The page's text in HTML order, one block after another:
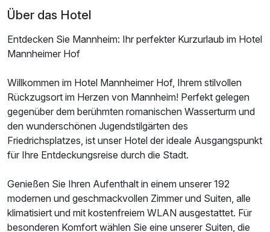
Über das Hotel
Entdecken Sie Mannheim: Ihr perfekter Kurzurlaub im Hotel
Mannheimer Hof
Willkommen im Hotel Mannheimer Hof, Ihrem stilvollen
Rückzugsort im Herzen von Mannheim! Perfekt gelegen
gegenüber dem berühmten romanischen Wasserturm und
den wunderschönen Jugendstilgärten des
Friedrichsplatzes, ist unser Hotel der ideale Ausgangspunkt
für Ihre Entdeckungsreise durch die Stadt.
Genießen Sie Ihren Aufenthalt in einem unserer 192
modernen und geschmackvollen Zimmer und Suiten, alle
klimatisiert und mit kostenfreiem WLAN ausgestattet. Für
besonderen Komfort wählen Sie eine unserer Suiten, die